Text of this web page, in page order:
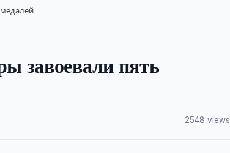
завоевали пять
2548 views